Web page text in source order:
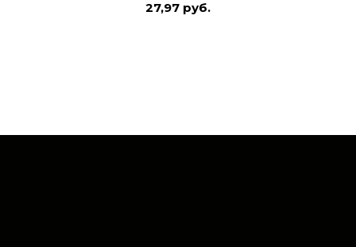
27,97 руб.